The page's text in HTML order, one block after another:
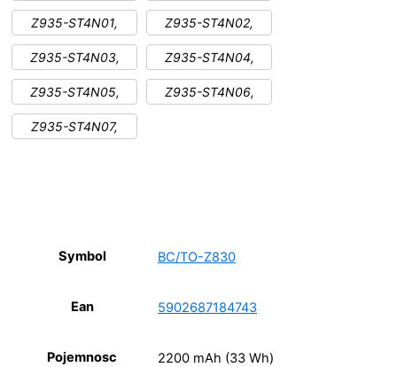
Z935-ST4N01, Z935-ST4N02,
Z935-ST4N03, Z935-ST4N04,
Z935-ST4N05, Z935-ST4N06,
Z935-ST4N07,
Symbol BC/TO-Z830
Ean 5902687184743
Pojemnosc 2200 mAh (33 Wh)